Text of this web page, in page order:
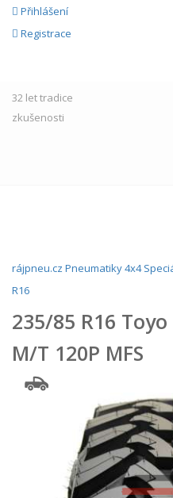
Přihlášení
Registrace
32 lettradice
zkušenosti
rájpneu.cz Pneumatiky4x4
R16
235/85 R16
M/T 120P MFS